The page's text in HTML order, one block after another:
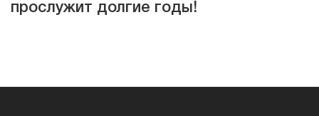
прослужит долгие годы!